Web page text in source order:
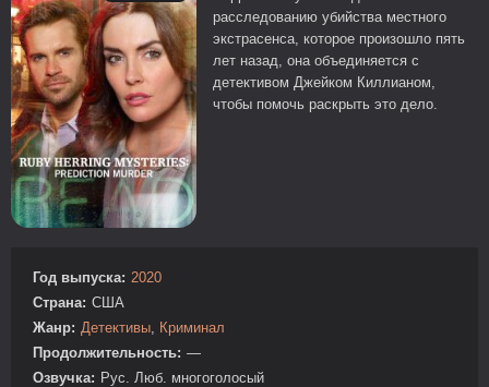
расследованию убийства местного
экстрасенса, которое произошло пять
лет назад, она объединяется с
детективом Джейком Киллианом,
чтобы помочь раскрыть это дело.
Год выпуска: 2020
Страна: США
Жанр: Детективы
Криминал
Продолжительность: —
Озвучка: Рус. Люб. многоголосый